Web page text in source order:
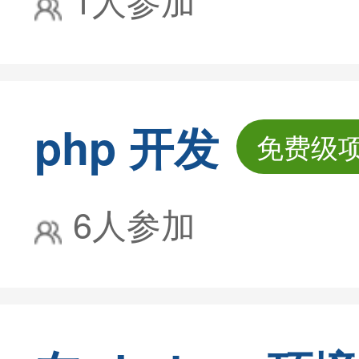
php 开发 免费级
6人参加